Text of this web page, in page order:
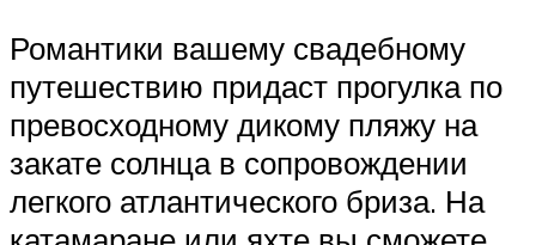
Романтики вашему свадебному
путешествию придаст прогулка по
превосходному дикому пляжу на
закате солнца в сопровождении
легкого атлантического бриза. На